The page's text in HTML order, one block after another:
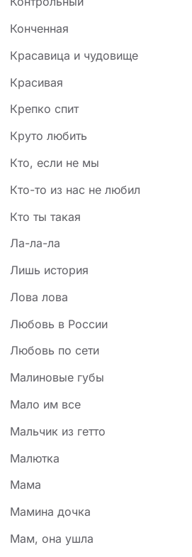
Конченная
Красавица и чудовище
Красивая
Крепко спит
Круто любить
Кто, если не мы
Кто-то из нас не любил
Кто ты такая
Ла-ла-ла
Лишь история
Лова лова
Любовь в России
Любовь по сети
Малиновые губы
Мало им все
Мальчик из гетто
Малютка
Мама
Мамина дочка
Мам, она ушла